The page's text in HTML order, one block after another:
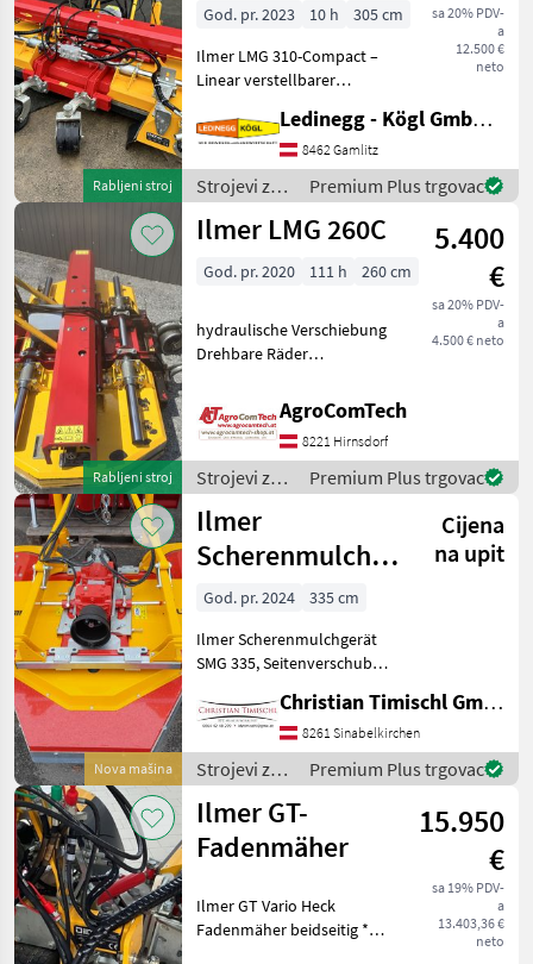
Rabljeni stroj
sa 20% PDV-
a
12.500 €
neto
God. pr. 2023 10 h
305 cm
Ilmer LMG 310-Compact –
Linear verstellbarer
Ölkühler Beschreibung: Der
Ilmer LMG 310-Compact ist
ein leistungsfähiges, linear
stufenl
Ledinegg - Kögl GmbH - Obst- und Weinbautechnik
8462 Gamlitz
Strojevi za
voćarstvo /
Ilmer
Premium Plus trgovac
Rabljeni stroj
Ilmer LMG 260C
5.400
€
sa 20% PDV-
a
4.500 € neto
God. pr. 2020 111 h 260 cm
hydraulische Verschiebung
Drehbare Räder
ZUSTAND Strojevi za
voćarstvo Voćarski i
vinogradarski mulčeri
(malčeri)
AgroComTech
8221 Hirnsdorf
Strojevi za
voćarstvo /
Ilmer
Premium Plus trgovac
Nova mašina
Ilmer
Scherenmulchgerät
SMG 335
Cijena
na upit
God. pr. 2024
335 cm
Ilmer Scherenmulchgerät
SMG 335, Seitenverschub
3, 35m , Anbaumöglichkeit
Front und Heck, Hidrauličko
podešavanje širine radnog
zahvata, Kot
Christian Timischl GmbH
8261 Sinabelkirchen
Strojevi za
voćarstvo /
Ilmer
Premium Plus trgovac
Ilmer GT-
Fadenmäher
15.950
€
sa 19% PDV-
a
13.403,36 €
neto
Ilmer GT Vario Heck
Fadenmäher beidseitig *